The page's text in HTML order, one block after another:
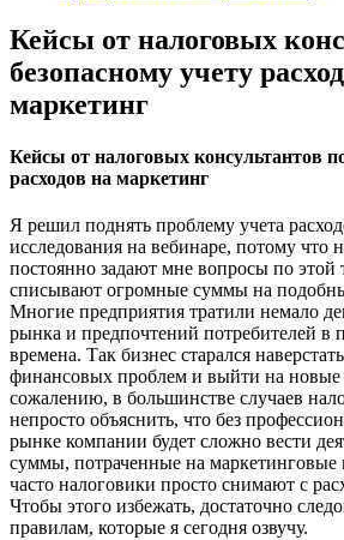
Кейсы от налоговых
безопасному учету
маркетинг
Кейсы от налоговых консультантов
расходов на маркетинг
Я решил поднять проблему учета
исследования на вебинаре, потому что
постоянно задают мне вопросы по
списывают огромные суммы на
Многие предприятия тратили немало
рынка и предпочтений потребителей в
времена. Так бизнес старался
финансовых проблем и выйти на новые
сожалению, в большинстве случаев
непросто объяснить, что без
рынке компании будет сложно вести
суммы, потраченные на маркетинговые
часто налоговики просто снимают с
Чтобы этого избежать, достаточно
правилам, которые я сегодня озвучу.